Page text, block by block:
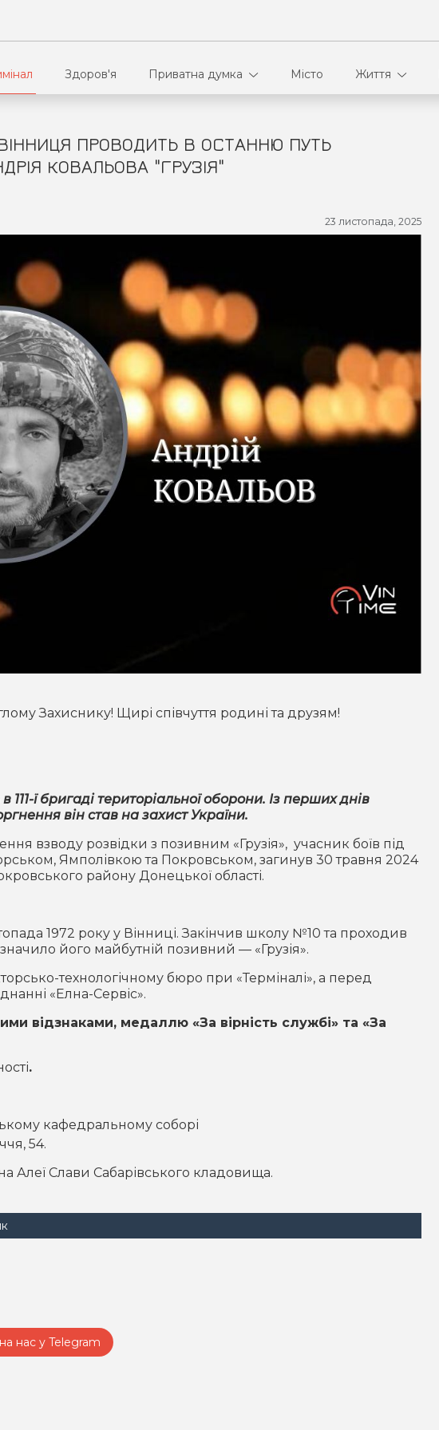
Здоров'я Приватна думка
В кулуарах
Місто Життя
Партнери
ПРОВОДИТЬ В ОСТАННЮ ПУТЬ
КОВАЛЬОВА "ГРУЗІЯ"
23 листопада, 2025
Захиснику! Щирі співчуття родині та друзям!
ї бригаді територіальної оборони. Із перших днів
він став на захист України.
взводу розвідки з позивним «Грузія», учасник боїв під
Ямполівкою та Покровськом, загинув 30 травня 2024
району Донецької області.
1972 року у Вінниці. Закінчив школу №10 та проходив
його майбутній позивний — «Грузія».
технологічному бюро при «Терміналі», а перед
«Елна-Сервіс».
відзнаками, медаллю «За вірність службі» та «За
.
кафедральному соборі
54.
Алеї Слави Сабарівського кладовища.
нас у Telegram